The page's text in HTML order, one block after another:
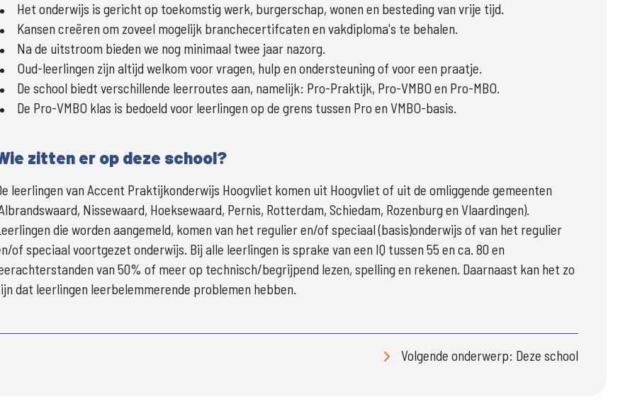
Het onderwijs is gericht op toekomstig werk, burgerschap, wonen en besteding van vrije tijd.
Kansen creëren om zoveel mogelijk branchecertifcaten en vakdiploma's te behalen.
Na de uitstroom bieden we nog minimaal twee jaar nazorg.
Oud-leerlingen zijn altijd welkom voor vragen, hulp en ondersteuning of voor een praatje.
De school biedt verschillende leerroutes aan, namelijk: Pro-Praktijk, Pro-VMBO en Pro-MBO.
De Pro-VMBO klas is bedoeld voor leerlingen op de grens tussen Pro en VMBO-basis.
zitten er op deze school?
leerlingen van Accent Praktijkonderwijs Hoogvliet komen uit Hoogvliet of uit de omliggende gemeenten
Nissewaard, Hoeksewaard, Pernis, Rotterdam, Schiedam, Rozenburg en Vlaardingen).
die worden aangemeld, komen van het regulier en/of speciaal (basis)onderwijs of van het regulier
of speciaal voortgezet onderwijs. Bij alle leerlingen is sprake van een IQ tussen 55 en ca. 80 en
van 50% of meer op technisch/begrijpend lezen, spelling en rekenen. Daarnaast kan het zo
dat leerlingen leerbelemmerende problemen hebben.
Volgende onderwerp: Deze school